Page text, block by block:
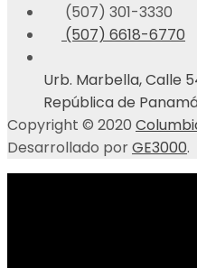
(507) 301-3330
(507) 6618-6770
Urb. Marbella, Calle
República de
Copyright © 2020
Desarrollado porGE3000.